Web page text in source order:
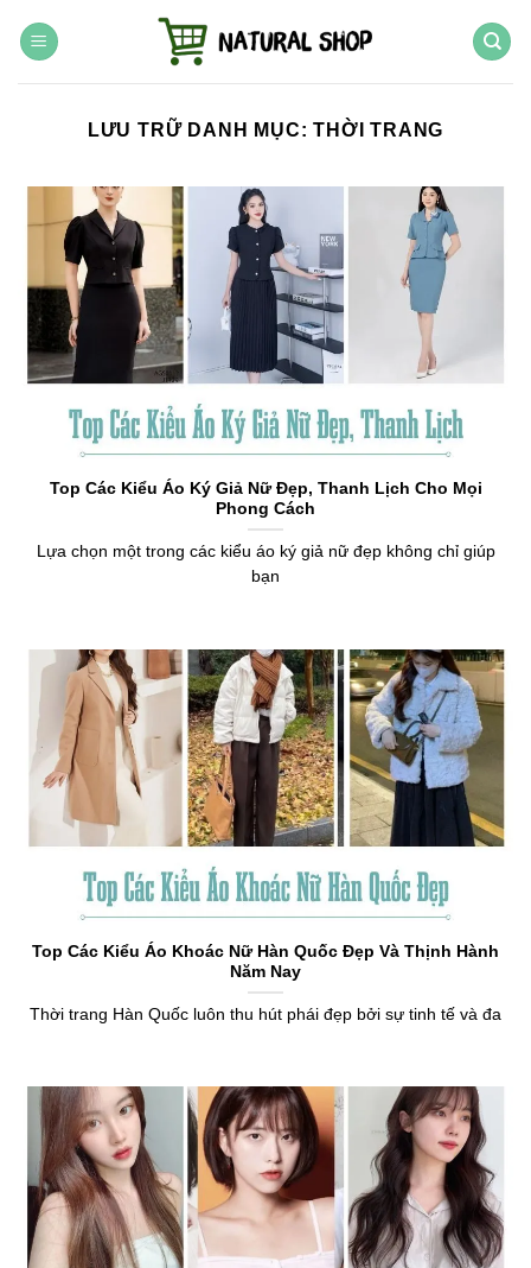
đến
LƯU TRỮ DANH MỤC:THỜI TRANG
Top Các Kiểu Áo Ký Giả Nữ Đẹp, Thanh Lịch Cho Mọi
Phong Cách
Lựa chọn một trong các kiểu áo ký giả nữ đẹp không chỉ giúp
bạn
Top Các Kiểu Áo Khoác Nữ Hàn Quốc Đẹp Và Thịnh Hành
Năm Nay
Thời trang Hàn Quốc luôn thu hút phái đẹp bởi sự tinh tế và đa